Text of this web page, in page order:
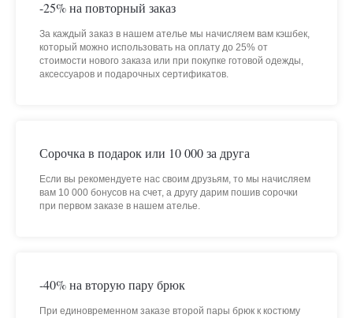
-25% на повторный заказ
За каждый заказ в нашем ателье мы начисляем вам кэшбек,
который можно использовать на оплату до 25% от
стоимости нового заказа или при покупке готовой одежды,
аксессуаров и подарочных сертификатов.
Сорочка в подарок или 10 000 за друга
Если вы рекомендуете нас своим друзьям, то мы начисляем
вам 10 000 бонусов на счет, а другу дарим пошив сорочки
при первом заказе в нашем ателье.
-40% на вторую пару брюк
При единовременном заказе второй пары брюк к костюму